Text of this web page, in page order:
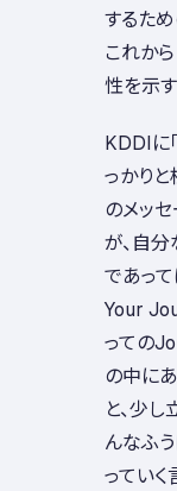
するため
これか
性を示
KDDIに
っかり
のメッ
が、自
であっ
Your
っての
の中に
と、少
んなふ
ってい